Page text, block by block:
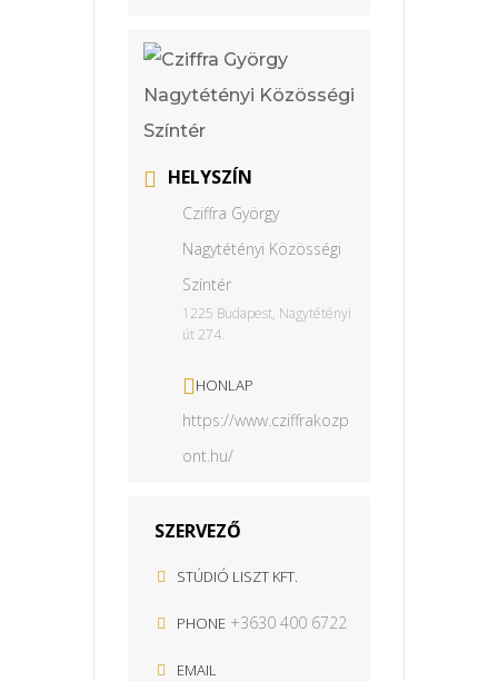
HELYSZÍN
Cziffra György
Nagytétényi Közösségi
Színtér
1225 Budapest, Nagytétényi
út 274.
HONLAP
https://www.cziffrakozp
ont.hu/
SZERVEZŐ
STÚDIÓ LISZT KFT.
PHONE +3630 400 6722
EMAIL